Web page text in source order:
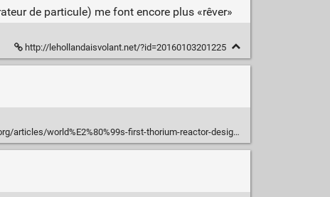
de particule) me font encore plus «rêver»
http://lehollandaisvolant.net/?id=20160103201225
articles/world%E2%80%99s-first-thorium-reactor-designed